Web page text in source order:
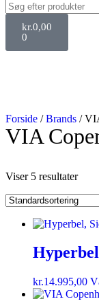
kr.0,00
0
Forside /Brands /
VIA
Viser 5 resultater
kr.14.995,00